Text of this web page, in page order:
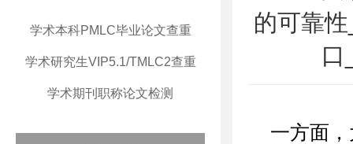
学术本科PMLC毕业论文查重
学术研究生VIP5.1/TMLC2查重
学术期刊职称论文检测
的可靠
口
一方面